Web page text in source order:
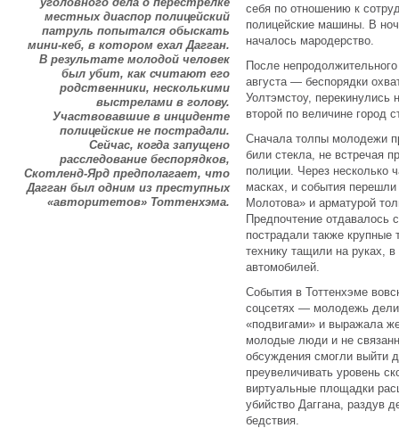
местных диаспор полицейский
патруль попытался обыскать
мини-кеб, в котором ехал Дагган.
В результате молодой человек
был убит, как считают его
родственники, несколькими
выстрелами в голову.
Участвовавшие в инциденте
полицейские не пострадали.
Сейчас, когда запущено
расследование беспорядков,
Скотленд-Ярд предполагает, что
Дагган был одним из преступных
«авторитетов» Тоттенхэма.
себя по отношению к
полицейские машины. В
началось мародерство.
После
августа — беспорядки
Уолтэмстоу,
второй по величине город
Сначала толпы молодежи
били стекла, не встречая
полиции. Через несколько
масках, и события
Молотова» и арматурой
Предпочтение отдавалось
пострадали также
технику тащили на руках,
автомобилей.
События в Тоттенхэме
соцсетях — молодежь
«подвигами» и выражала
молодые люди и не
обсуждения смогли выйти
преувеличивать уровень
виртуальные площадки
убийство Даггана, раздув
бедствия.